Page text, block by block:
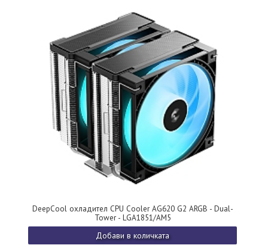
DeepCool охладител CPU Cooler AG620 G2 ARGB - Dual-
Tower - LGA1851/AM5
Добави в количката